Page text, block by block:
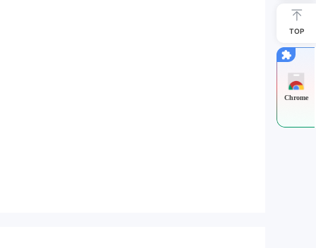
TOP
Chrome